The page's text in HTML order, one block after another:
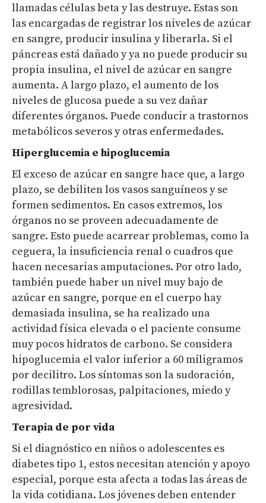
llamadas células beta y las destruye. Estas son
las encargadas de registrar los niveles de azúcar
en sangre, producir insulina y liberarla. Si el
páncreas está dañado y ya no puede producir su
propia insulina, el nivel de azúcar en sangre
aumenta. A largo plazo, el aumento de los
niveles de glucosa puede a su vez dañar
diferentes órganos. Puede conducir a trastornos
metabólicos severos y otras enfermedades.
Hiperglucemia e hipoglucemia
El exceso de azúcar en sangre hace que, a largo
plazo, se debiliten los vasos sanguíneos y se
formen sedimentos. En casos extremos, los
órganos no se proveen adecuadamente de
sangre. Esto puede acarrear problemas, como la
ceguera, la insuficiencia renal o cuadros que
hacen necesarias amputaciones. Por otro lado,
también puede haber un nivel muy bajo de
azúcar en sangre, porque en el cuerpo hay
demasiada insulina, se ha realizado una
actividad física elevada o el paciente consume
muy pocos hidratos de carbono. Se considera
hipoglucemia el valor inferior a 60 miligramos
por decilitro. Los síntomas son la sudoración,
rodillas temblorosas, palpitaciones, miedo y
agresividad.
Terapia de por vida
Si el diagnóstico en niños o adolescentes es
diabetes tipo 1, estos necesitan atención y apoyo
especial, porque esta afecta a todas las áreas de
la vida cotidiana. Los jóvenes deben entender